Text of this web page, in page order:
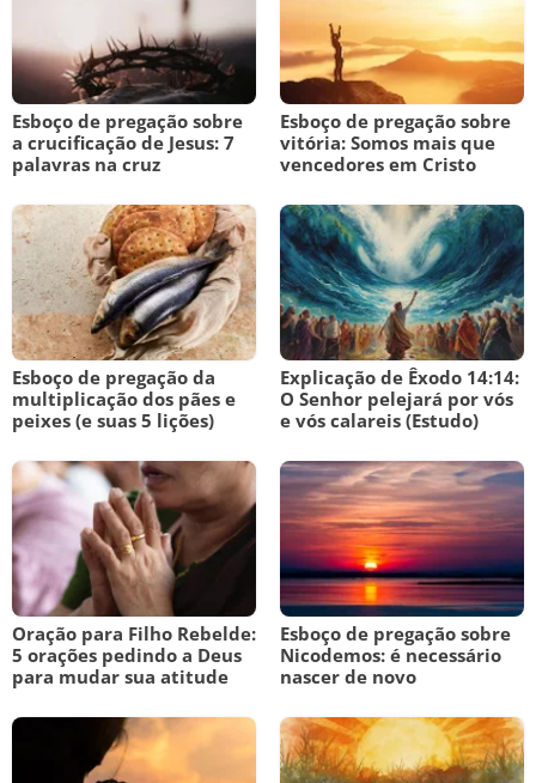
Esboço de pregação sobre
a crucificação de Jesus: 7
palavras na cruz
Esboço de pregação sobre
vitória: Somos mais que
vencedores em Cristo
Esboço de pregação da
multiplicação dos pães e
peixes (e suas 5 lições)
Explicação de Êxodo 14:14:
O Senhor pelejará por vós
e vós calareis (Estudo)
Oração para Filho Rebelde:
5 orações pedindo a Deus
para mudar sua atitude
Esboço de pregação sobre
Nicodemos: é necessário
nascer de novo